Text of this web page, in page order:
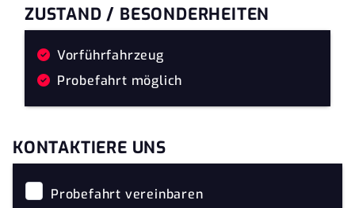
ZUSTAND / BESONDERHEITEN
Vorführfahrzeug
Probefahrt möglich
KONTAKTIERE UNS
Probefahrt vereinbaren